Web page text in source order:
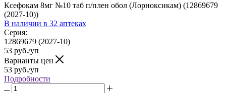
Ксефокам 8мг №10 таб п/плен обол (Лорноксикам) (12869679
(2027-10))
В наличии в 32 аптеках
Серия:
12869679 (2027-10)
53 руб./уп
Варианты цен
53 руб./уп
Подробности